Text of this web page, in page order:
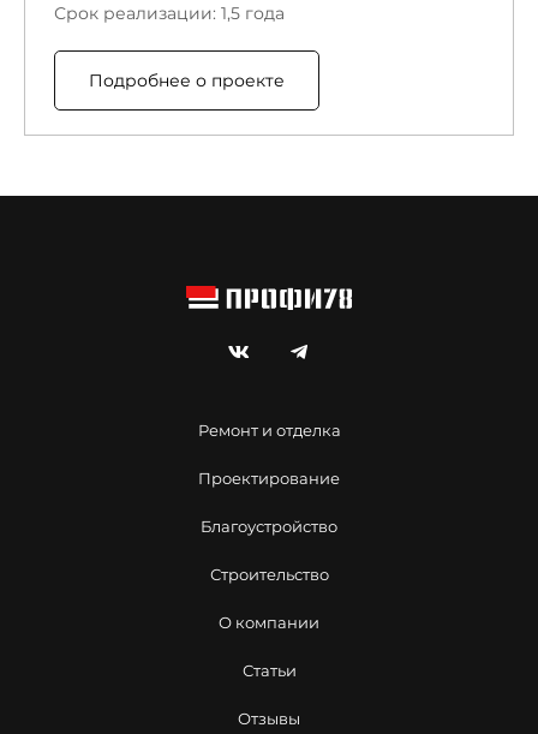
Срок реализации: 1,5 года
Подробнее о проекте
Ремонт и отделка
Проектирование
Благоустройство
Строительство
О компании
Статьи
Отзывы